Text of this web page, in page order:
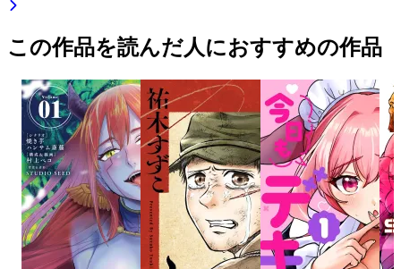
この作品を読んだ人におすすめの作品